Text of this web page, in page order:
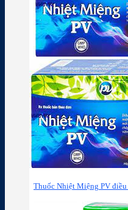
Thuốc Nhiệt Miệng PV